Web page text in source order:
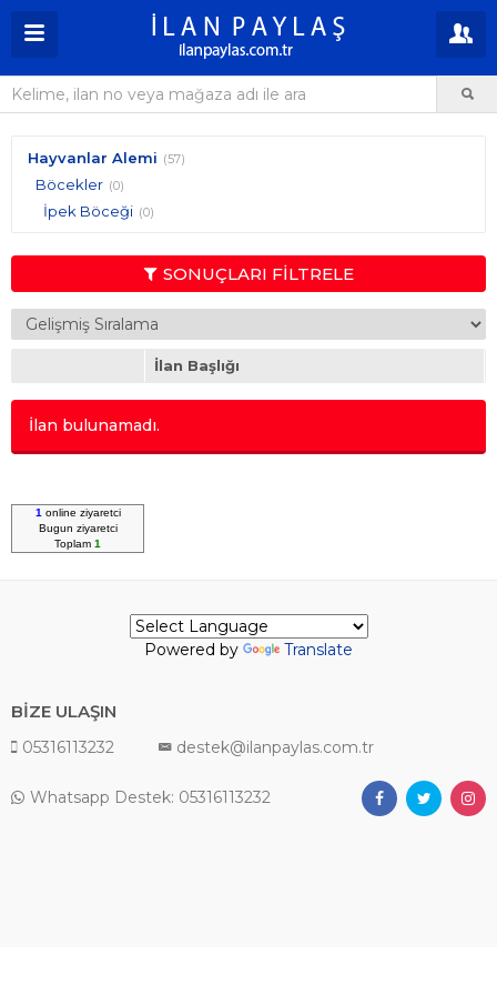
Hayvanlar Alemi (57)
Böcekler (0)
İpek Böceği (0)
SONUÇLARI FİLTRELE
İlan Başlığı
İlan bulunamadı.
1 online ziyaretci
Bugun ziyaretci
Toplam 1
Powered by Translate
BİZE ULAŞIN
05316113232 destek@ilanpaylas.com.tr
Whatsapp Destek: 05316113232